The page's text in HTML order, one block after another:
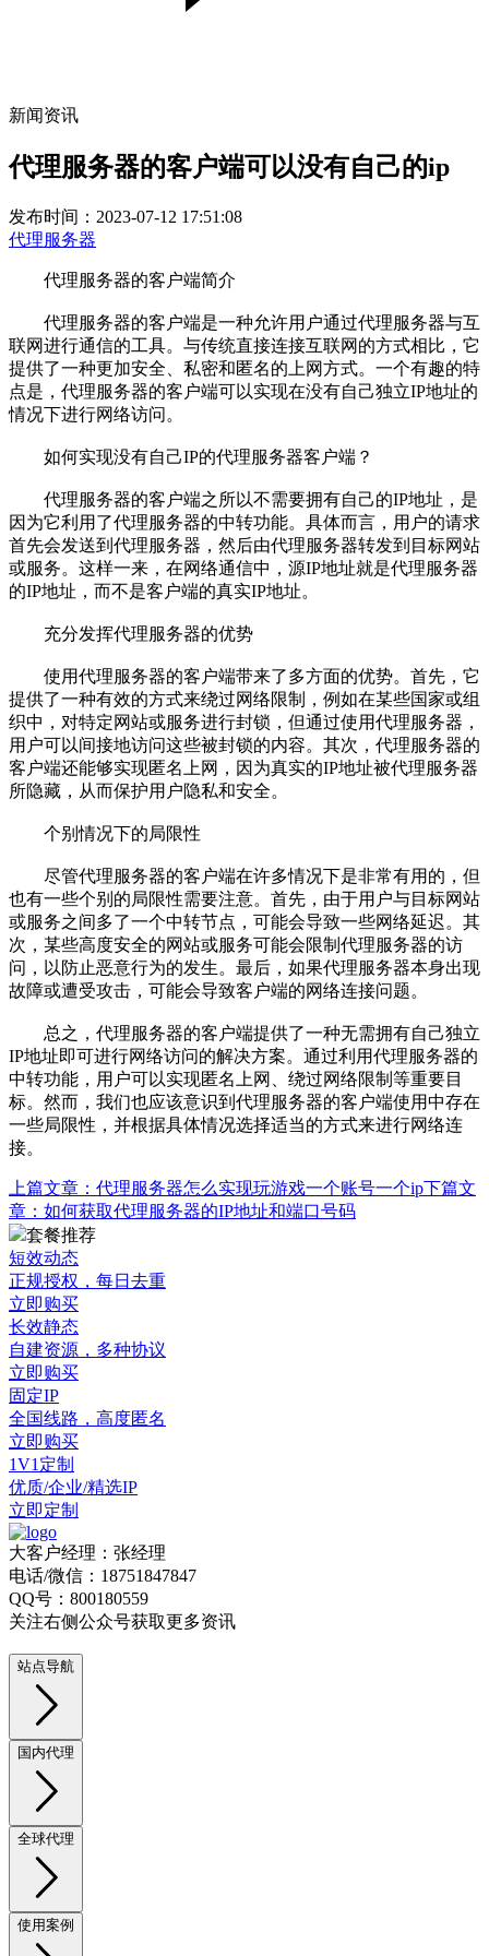
新闻资讯
代理服务器的客户端可以没有自己的ip
发布时间：2023-07-12 17:51:08
代理服务器
代理服务器的客户端简介
代理服务器的客户端是一种允许用户通过代理服务器与互
联网进行通信的工具。与传统直接连接互联网的方式相比，它
提供了一种更加安全、私密和匿名的上网方式。一个有趣的特
点是，代理服务器的客户端可以实现在没有自己独立IP地址的
情况下进行网络访问。
如何实现没有自己IP的代理服务器客户端？
代理服务器的客户端之所以不需要拥有自己的IP地址，是
因为它利用了代理服务器的中转功能。具体而言，用户的请求
首先会发送到代理服务器，然后由代理服务器转发到目标网站
或服务。这样一来，在网络通信中，源IP地址就是代理服务器
的IP地址，而不是客户端的真实IP地址。
充分发挥代理服务器的优势
使用代理服务器的客户端带来了多方面的优势。首先，它
提供了一种有效的方式来绕过网络限制，例如在某些国家或组
织中，对特定网站或服务进行封锁，但通过使用代理服务器，
用户可以间接地访问这些被封锁的内容。其次，代理服务器的
客户端还能够实现匿名上网，因为真实的IP地址被代理服务器
所隐藏，从而保护用户隐私和安全。
个别情况下的局限性
尽管代理服务器的客户端在许多情况下是非常有用的，但
也有一些个别的局限性需要注意。首先，由于用户与目标网站
或服务之间多了一个中转节点，可能会导致一些网络延迟。其
次，某些高度安全的网站或服务可能会限制代理服务器的访
问，以防止恶意行为的发生。最后，如果代理服务器本身出现
故障或遭受攻击，可能会导致客户端的网络连接问题。
总之，代理服务器的客户端提供了一种无需拥有自己独立
IP地址即可进行网络访问的解决方案。通过利用代理服务器的
中转功能，用户可以实现匿名上网、绕过网络限制等重要目
标。然而，我们也应该意识到代理服务器的客户端使用中存在
一些局限性，并根据具体情况选择适当的方式来进行网络连
接。
上篇文章： 代理服务器怎么实现玩游戏一个账号一个ip下篇文
章： 如何获取代理服务器的IP地址和端口号码
套餐推荐
短效动态
正规授权，每日去重
立即购买
长效静态
自建资源，多种协议
立即购买
固定IP
全国线路，高度匿名
立即购买
1V1定制
优质/企业/精选IP
立即定制
大客户经理：张经理
电话/微信：18751847847
QQ号：800180559
关注右侧公众号获取更多资讯
站点导航
国内代理
全球代理
使用案例